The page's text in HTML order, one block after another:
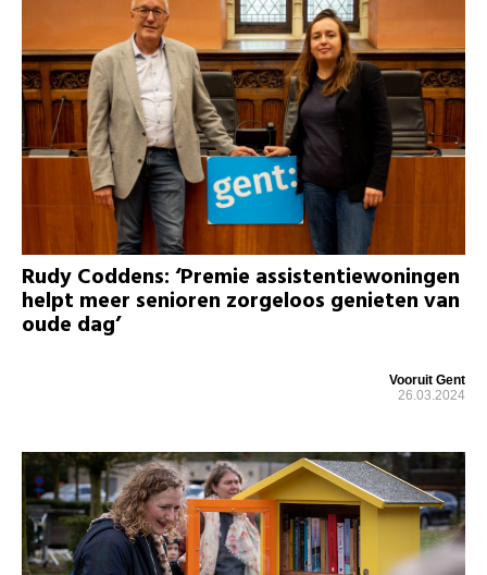
Rudy Coddens: ‘Premie assistentiewoningen
helpt meer senioren zorgeloos genieten van
oude dag’
Vooruit Gent
26.03.2024